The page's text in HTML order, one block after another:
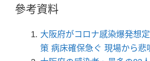
參考資料
大阪府がコロナ感染爆発想
策 病床確保急ぐ 現場から悲